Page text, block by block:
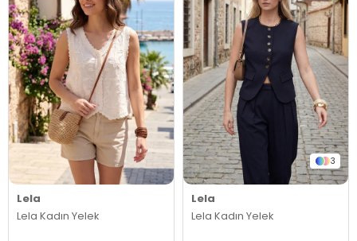
Lela
Lela Kadın Yelek
3
Lela
Lela Kadın Yelek